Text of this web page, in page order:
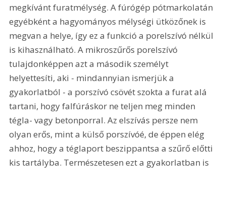
megkívánt furatmélység. A fúrógép pótmarkolatán
egyébként a hagyományos mélységi ütközőnek is
megvan a helye, így ez a funkció a porelszívó nélkül
is kihasználható. A mikroszűrős porelszívó
tulajdonképpen azt a második személyt
helyettesíti, aki - mindannyian ismerjük a
gyakorlatból - a porszívó csövét szokta a furat alá
tartani, hogy falfúráskor ne teljen meg minden
tégla- vagy betonporral. Az elszívás persze nem
olyan erős, mint a külső porszívóé, de éppen elég
ahhoz, hogy a téglaport beszippantsa a szűrő előtti
kis tartályba. Természetesen ezt a gyakorlatban is